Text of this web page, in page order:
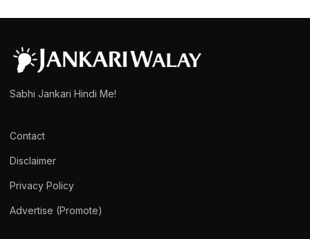
Sabhi Jankari Hindi Me!
Contact
Disclaimer
Privacy Policy
Advertise (Promote)